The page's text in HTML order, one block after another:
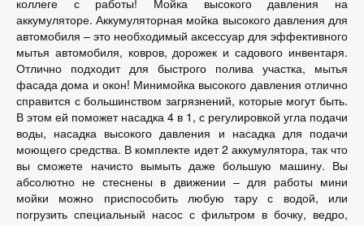
аккумуляторе. Аккумуляторная мойка высокого давления для
автомобиля – это необходимый аксессуар для эффективного
мытья автомобиля, ковров, дорожек и садового инвентаря.
Отлично подходит для быстрого полива участка, мытья
фасада дома и окон! Минимойка высокого давления отлично
справится с большинством загрязнений, которые могут быть.
В этом ей поможет насадка 4 в 1, с регулировкой угла подачи
воды, насадка высокого давления и насадка для подачи
моющего средства. В комплекте идет 2 аккумулятора, так что
вы сможете начисто вымыть даже большую машину. Вы
абсолютно не стеснены в движении – для работы мини
мойки можно приспособить любую тару с водой, или
погрузить специальный насос с фильтром в бочку, ведро,